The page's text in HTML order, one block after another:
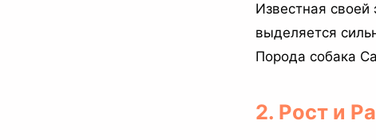
Известная своей
выделяется
Порода собака
2. Рост и